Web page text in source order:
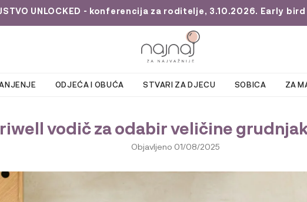
UNLOCKED - konferencija za roditelje, 3.10.2026. Early
ODJEĆA I OBUĆA STVARI ZA DJECU SOBICA ZA
vodič za odabir veličine
Objavljeno 01/08/2025